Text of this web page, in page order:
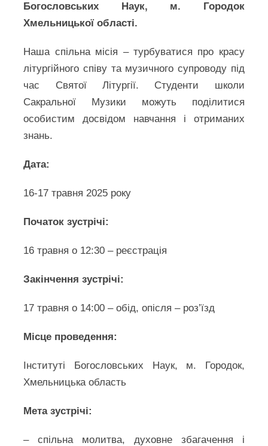
Богословських Наук, м. Городок
Хмельницької області.
Наша спільна місія – турбуватися про красу
літургійного співу та музичного супроводу під
час Святої Літургії. Студенти школи
Сакральної Музики можуть поділитися
особистим досвідом навчання і отриманих
знань.
Дата:
16-17 травня 2025 року
Початок зустрічі:
16 травня о 12:30 – реєстрація
Закінчення зустрічі:
17 травня о 14:00 – обід, опісля – роз’їзд
Місце проведення:
Інституті Богословських Наук, м. Городок,
Хмельницька область
Мета зустрічі:
– спільна молитва, духовне збагачення і